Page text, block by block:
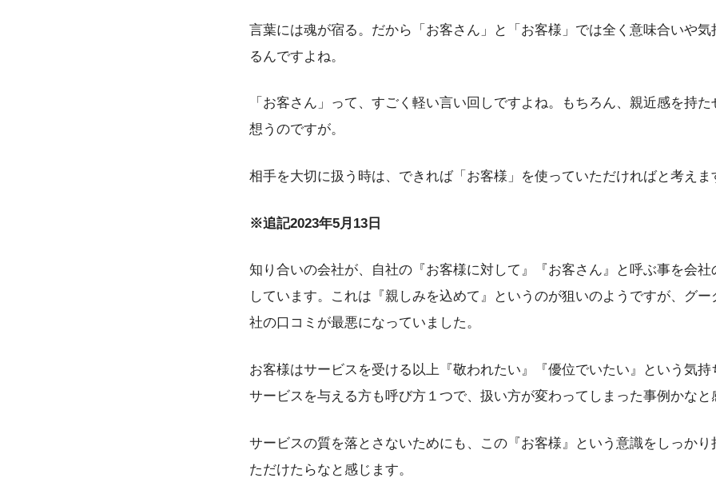
言葉には魂が宿る。だから「お客さん」と「お客様」では全く意味合いや
るんですよね。
「お客さん」って、すごく軽い言い回しですよね。もちろん、親近感を持
想うのですが。
相手を大切に扱う時は、できれば「お客様」を使っていただければと考えま
※追記2023年5月13日
知り合いの会社が、自社の『お客様に対して』『お客さん』と呼ぶ事を会
しています。これは『親しみを込めて』というのが狙いのようですが、グ
社の口コミが最悪になっていました。
お客様はサービスを受ける以上『敬われたい』『優位でいたい』という気
サービスを与える方も呼び方１つで、扱い方が変わってしまった事例かなと
サービスの質を落とさないためにも、この『お客様』という意識をしっか
ただけたらなと感じます。